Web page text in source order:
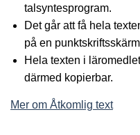
talsyntesprogram.
Det går att få hela
på en
Hela texten i
därmed kopierbar.
Mer om Åtkomlig text